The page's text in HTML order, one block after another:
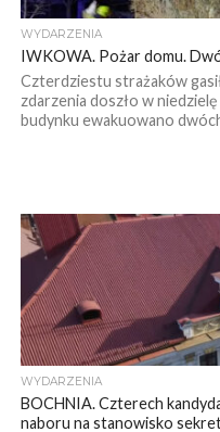
WYDARZENIA
IWKOWA. Pożar domu.
Czterdziestu strażaków
zdarzenia doszło w
budynku ewakuowano
WYDARZENIA
BOCHNIA. Czterech
naboru na stanowisko